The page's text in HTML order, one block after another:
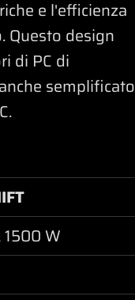
e l'efficienza
Questo design
di PC di
semplificato
1500 W